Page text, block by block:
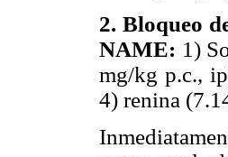
2. Bloqueo
NAME: 1)
mg/kg p.c.,
4) renina